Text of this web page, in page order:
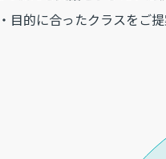
目的に合ったクラスをご提